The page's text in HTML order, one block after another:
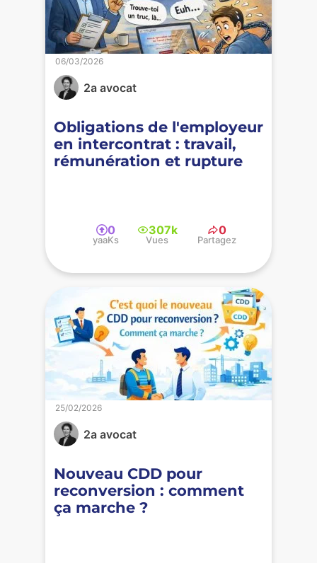
2a avocat
Obligations de l'employeur
en intercontrat : travail,
rémunération et rupture
06/03/2026
0
yaaKs
307k
Vues
0
Partagez
2a avocat
Nouveau CDD pour
reconversion : comment
ça marche ?
25/02/2026